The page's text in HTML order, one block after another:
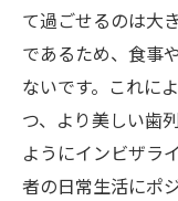
て過ごせるのは大
であるため、食事
ないです。これに
つ、より美しい歯
ようにインビザラ
者の日常生活にポ